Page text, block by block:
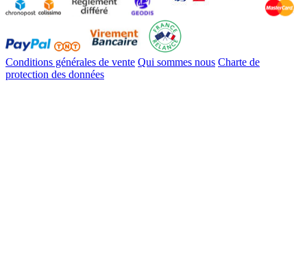
Conditions générales de vente Qui sommes nous Charte de
protection des données